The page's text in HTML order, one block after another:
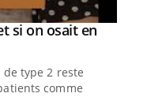
si on osait en
type 2 reste
comme